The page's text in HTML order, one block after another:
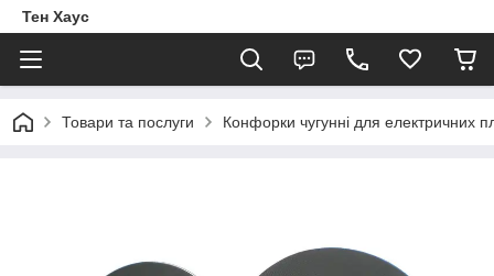
Тен Хаус
Товари та послуги Конфорки чугунні для електричних